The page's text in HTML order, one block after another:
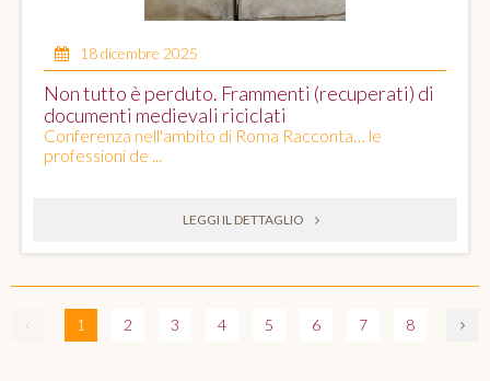
18 dicembre 2025
Non tutto è perduto. Frammenti (recuperati) di
documenti medievali riciclati
Conferenza nell'ambito di Roma Racconta… le
professioni de ...
LEGGI IL DETTAGLIO
1 2 3 4 5 6 7 8